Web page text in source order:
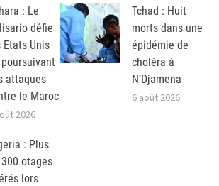
: Le
défie
Etats Unis
attaques
le Maroc
2026
Tchad : Huit
morts dans une
épidémie de
choléra à
N’Djamena
6 août 2026
: Plus
otages
lors